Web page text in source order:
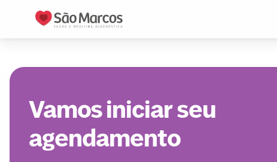
Vamos iniciar seu
agendamento